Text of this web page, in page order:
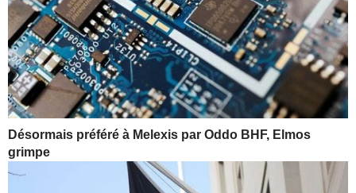
Désormais préféré à Melexis par Oddo BHF, Elmos
grimpe